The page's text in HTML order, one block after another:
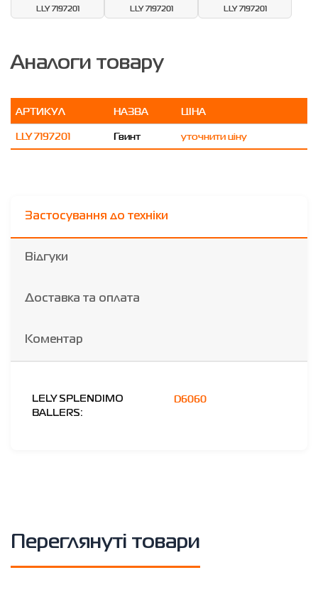
LLY 7197201 LLY 7197201 LLY 7197201
Аналоги товару
АРТИКУЛ НАЗВА
ЦІНА
LLY 7197201
Гвинт уточнити ціну
Застосування до техніки
Відгуки
Доставка та оплата
Коментар
LELY SPLENDIMO
BALLERS:
D6060
Переглянуті товари